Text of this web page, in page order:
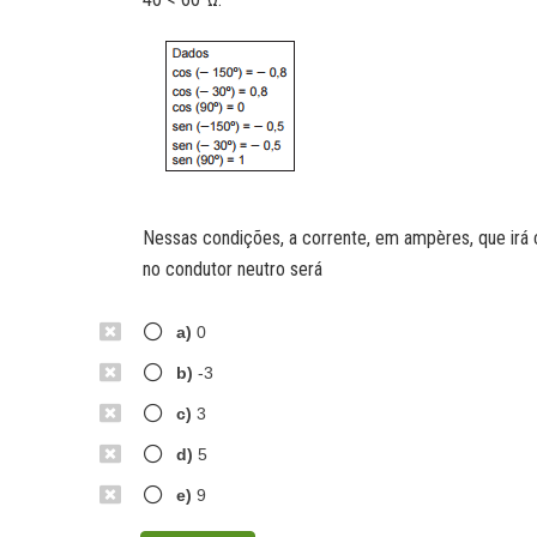
Nessas condições, a corrente, em ampères, que irá
no condutor neutro será
a) 0
b) -3
c) 3
d) 5
e) 9